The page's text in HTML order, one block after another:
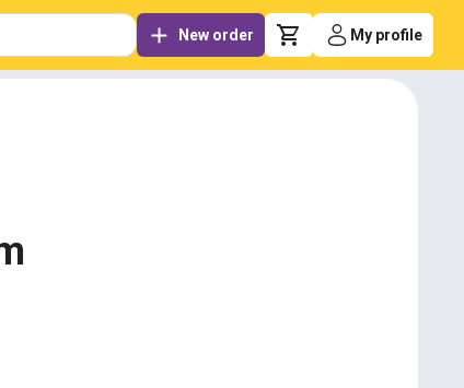
New order My profile